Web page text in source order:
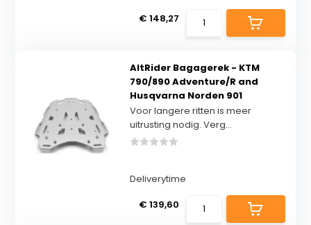
€ 148,27
AltRider Bagagerek - KTM
790/890 Adventure/R and
Husqvarna Norden 901
Voor langere ritten is meer
uitrusting nodig. Verg...
Deliverytime
€ 139,60